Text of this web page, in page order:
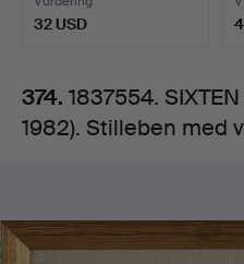
vase
og
citron.
32 USD
374. 1837554.
1982). Stilleben med